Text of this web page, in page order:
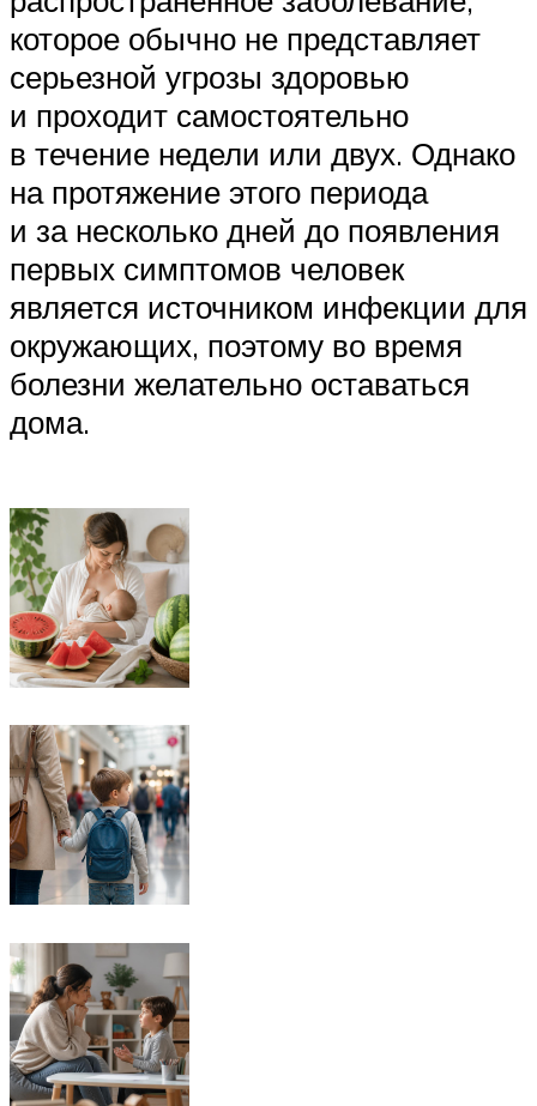
которое обычно не представляет
серьезной угрозы здоровью
и проходит самостоятельно
в течение недели или двух. Однако
на протяжение этого периода
и за несколько дней до появления
первых симптомов человек
является источником инфекции для
окружающих, поэтому во время
болезни желательно оставаться
дома.